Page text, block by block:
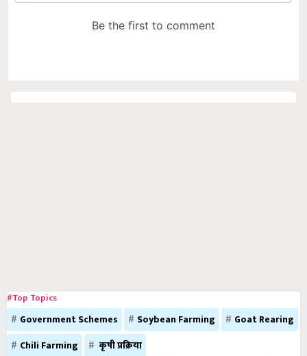
#Top Topics
Government Schemes Soybean Farming
Goat Rearing
Chili Farming
कृषी प्रक्रिया